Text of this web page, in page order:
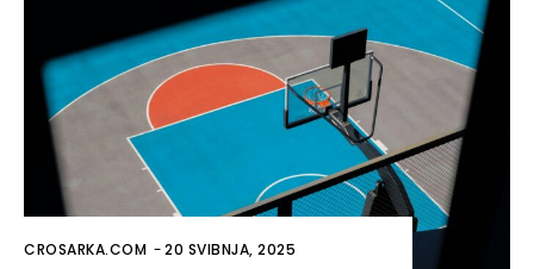
CROSARKA.COM -20 SVIBNJA, 2025